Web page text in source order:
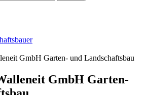
GmbH Garten- und Landschaftsbau
GmbH Garten-